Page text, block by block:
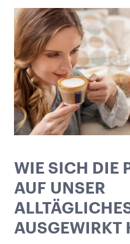
WIE SICH DIE
AUF UNSER
AUSGEWIRKT